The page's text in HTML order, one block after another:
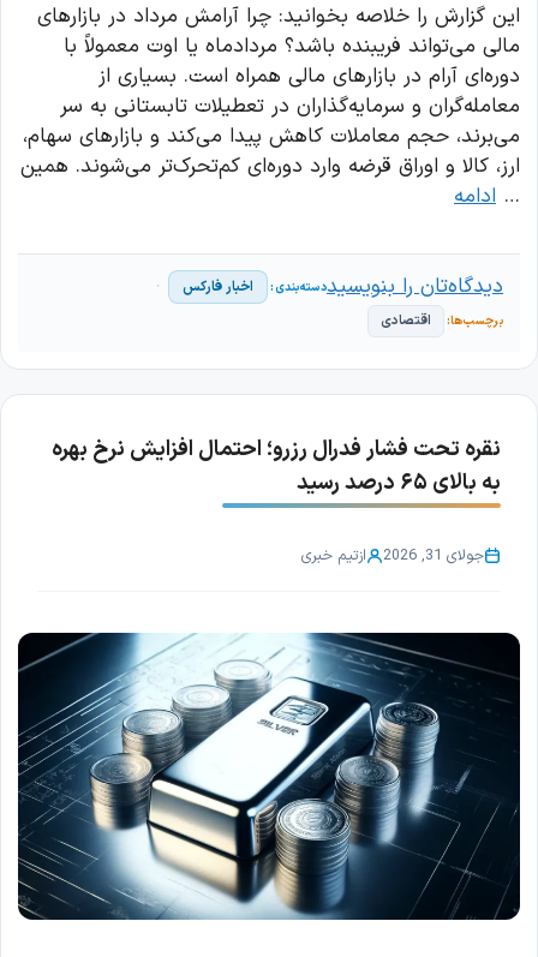
این گزارش را خلاصه بخوانید: چرا آرامش مرداد در بازارهای
مالی می‌تواند فریبنده باشد؟ مردادماه یا اوت معمولاً با
دوره‌ای آرام در بازارهای مالی همراه است. بسیاری از
معامله‌گران و سرمایه‌گذاران در تعطیلات تابستانی به سر
می‌برند، حجم معاملات کاهش پیدا می‌کند و بازارهای سهام،
ارز، کالا و اوراق قرضه وارد دوره‌ای کم‌تحرک‌تر می‌شوند. همین
… ادامه
اخبار فارکس
اقتصادی
دیدگاه‌تان را بنویسید
نقره تحت فشار فدرال رزرو؛ احتمال افزایش نرخ بهره
به بالای ۶۵ درصد رسید
جولای 31, 2026 ازتیم خبری